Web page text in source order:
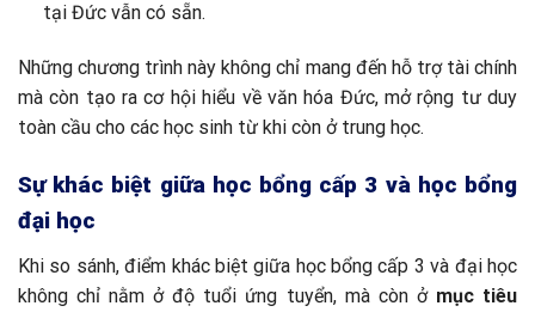
tại Đức vẫn có sẵn.
Những chương trình này không chỉ mang đến hỗ trợ tài chính
mà còn tạo ra cơ hội hiểu về văn hóa Đức, mở rộng tư duy
toàn cầu cho các học sinh từ khi còn ở trung học.
Sự khác biệt giữa học bổng cấp 3 và học bổng
đại học
Khi so sánh, điểm khác biệt giữa học bổng cấp 3 và đại học
không chỉ nằm ở độ tuổi ứng tuyển, mà còn ở mục tiêu